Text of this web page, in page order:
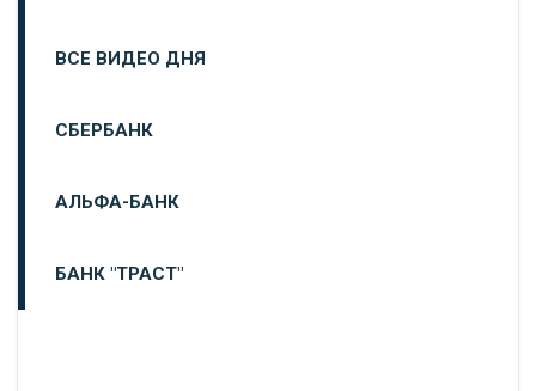
ВСЕ ВИДЕО ДНЯ
СБЕРБАНК
АЛЬФА-БАНК
БАНК "ТРАСТ"